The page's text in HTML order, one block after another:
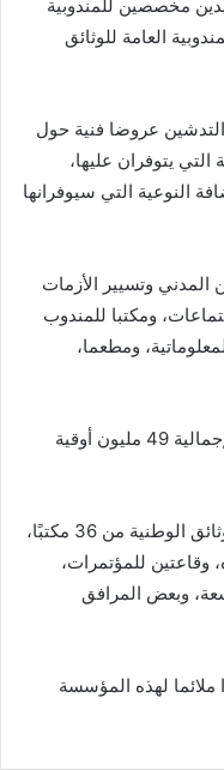
مخصصين للمندوبية
العامة للوثائق
عروضا فنية حول
التي يتوفران عليها،
النوعية التي سيوفرانها
المدني وتسيير الأزمات
ومكتبا للمندوب
ومطعما،
وتم إنجاز هذا المبنى الذي بلغت كلفته الإجمالية 49 مليون أوقية
ويتكون المقر الجديد للمندوبية العامة للوثائق الوطنية من 36 مكتبًا،
وقاعتين للمؤتمرات،
وبعض المرافق
ملائما لهذه المؤسسة